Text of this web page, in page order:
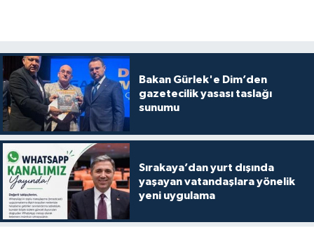
Bakan Gürlek'e Dim’den
gazetecilik yasası taslağı
sunumu
Sırakaya’dan yurt dışında
yaşayan vatandaşlara yönelik
yeni uygulama